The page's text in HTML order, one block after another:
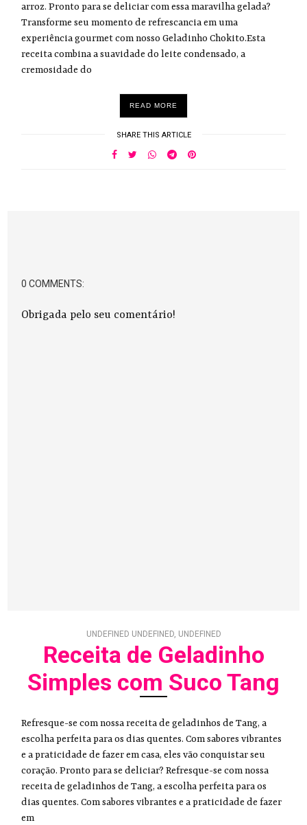
arroz. Pronto para se deliciar com essa maravilha gelada?
Transforme seu momento de refrescancia em uma
experiência gourmet com nosso Geladinho Chokito.Esta
receita combina a suavidade do leite condensado, a
cremosidade do
READ MORE
SHARE THIS ARTICLE
0 COMMENTS:
Obrigada pelo seu comentário!
UNDEFINED UNDEFINED, UNDEFINED
Receita de Geladinho
Simples com Suco Tang
Refresque-se com nossa receita de geladinhos de Tang, a
escolha perfeita para os dias quentes. Com sabores vibrantes
e a praticidade de fazer em casa, eles vão conquistar seu
coração. Pronto para se deliciar? Refresque-se com nossa
receita de geladinhos de Tang, a escolha perfeita para os
dias quentes. Com sabores vibrantes e a praticidade de fazer
em